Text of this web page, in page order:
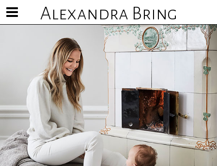
Alexandra Bring
Visa/göm
meny